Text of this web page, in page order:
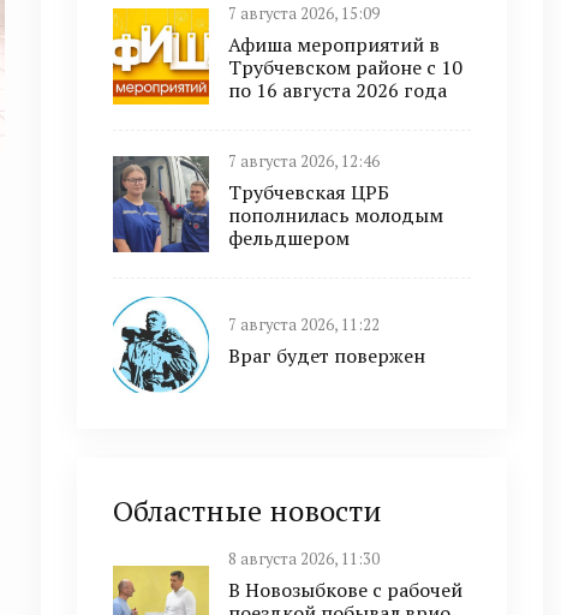
7 августа 2026, 15:09
Афиша мероприятий в
Трубчевском районе с 10
по 16 августа 2026 года
7 августа 2026, 12:46
Трубчевская ЦРБ
пополнилась молодым
фельдшером
7 августа 2026, 11:22
Враг будет повержен
Областные новости
8 августа 2026, 11:30
В Новозыбкове с рабочей